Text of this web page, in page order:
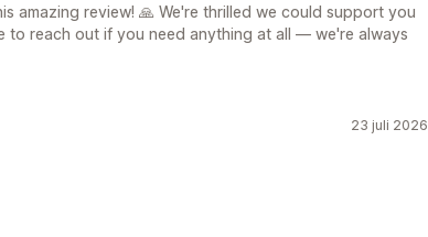
amazing review! 🙏 We're thrilled we could support you
to reach out if you need anything at all — we're always
23 juli 2026